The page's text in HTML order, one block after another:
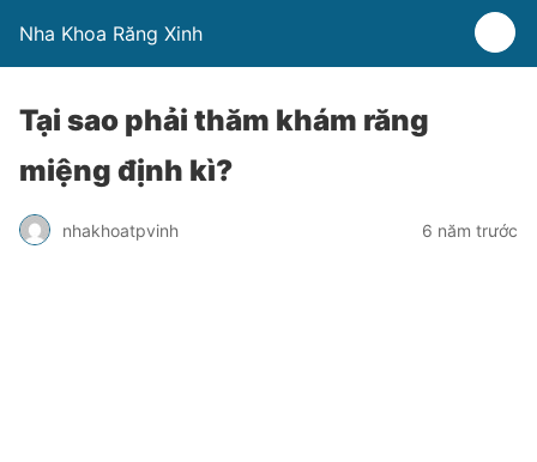
Nha Khoa Răng Xinh
Tại sao phải thăm khám răng
miệng định kì?
nhakhoatpvinh 6 năm trước